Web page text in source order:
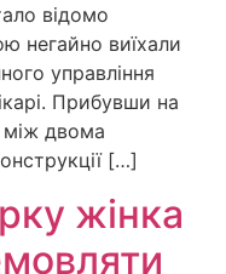
відомо
негайно виїхали
управління
Прибувши на
між двома
[…]
жінка